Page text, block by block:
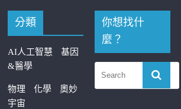
分類
AI人工智慧
基因
&醫學
物理 化學
奧妙
宇宙
你想找什
麼？